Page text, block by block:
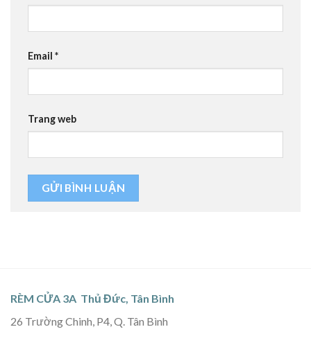
Email *
Trang web
RÈM CỬA 3A Thủ Đức, Tân Bình
26 Trường Chinh, P4, Q. Tân Bình